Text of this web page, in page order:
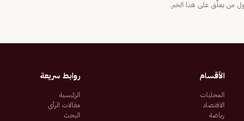
من يعلّق على هذا الخبر.
الأقسام
المحليات
الاقتصاد
رياضة
روابط سريعة
الرئيسية
مقالات الرأي
البحث